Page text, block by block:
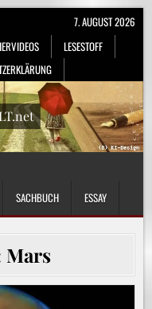
LESESTOFF
7. AUGUST 2026
SACHBUCH ESSAY
Mars